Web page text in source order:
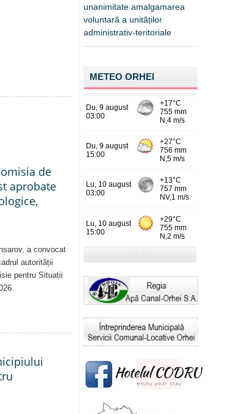
de
aprobate
a convocat
autorității
pentru Situații
unanimitate amalgamarea
voluntară a unităților
administrativ-teritoriale
METEO ORHEI